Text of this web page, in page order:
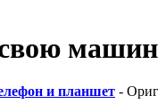
и планшет -